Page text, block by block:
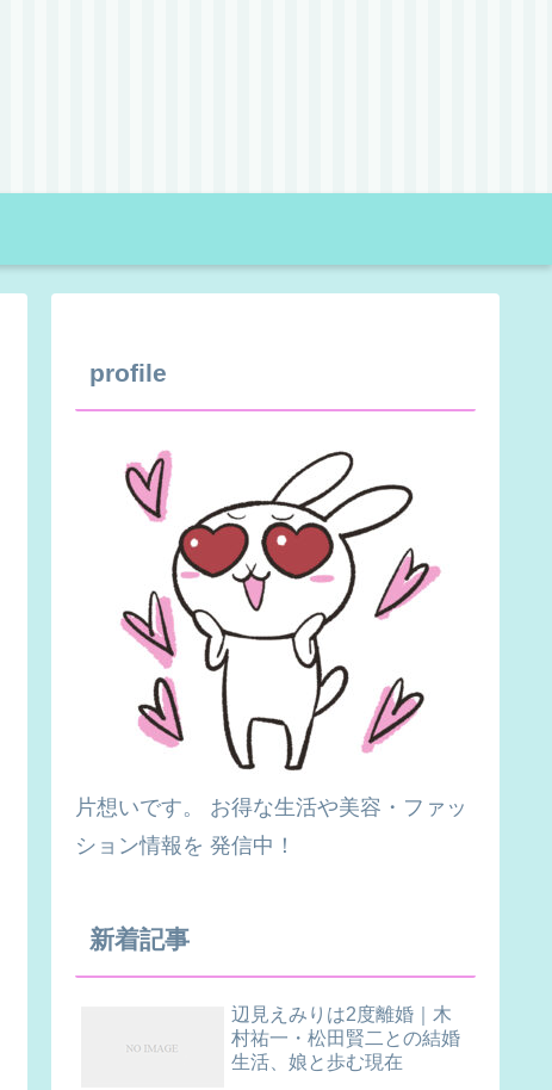
profile
片想いです。 お得な生活や美容・ファッ
ション情報を 発信中！
新着記事
辺見えみりは2度離婚｜木
村祐一・松田賢二との結婚
生活、娘と歩む現在